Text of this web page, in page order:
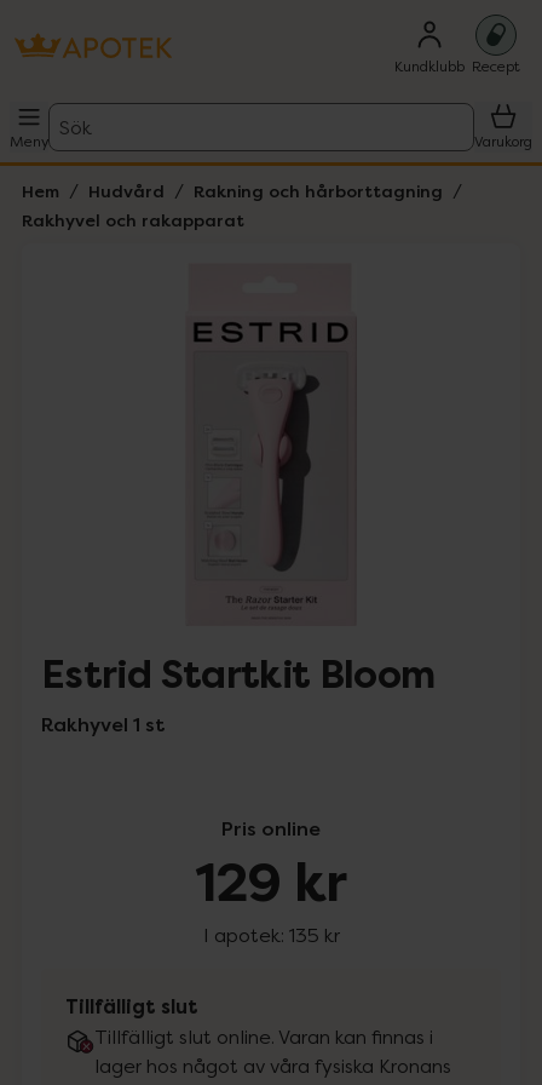
Kundklubb Recept
Meny
Sök
Varukorg
Hem Hudvård
Rakning och hårborttagning
Rakhyvel och rakapparat
Estrid Startkit Bloom
Rakhyvel 1 st
Pris online
129 kr
I apotek: 135 kr
Tillfälligt slut
Tillfälligt slut online. Varan kan finnas i
lager hos något av våra fysiska Kronans